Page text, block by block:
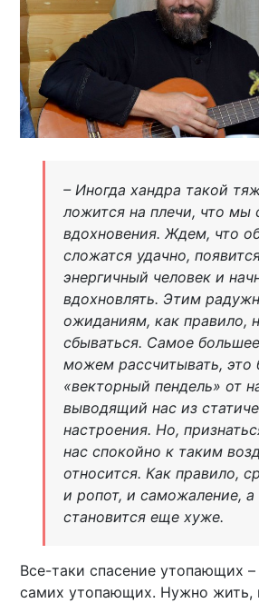
– Иногда хандра такой
ложится на плечи, что
вдохновения. Ждем, что
сложатся удачно,
энергичный человек и
вдохновлять. Этим
ожиданиям, как правило,
сбываться. Самое
можем рассчитывать, это
«векторный пендель» от
выводящий нас из
настроения. Но,
нас спокойно к таким
относится. Как правило,
и ропот, и саможаление, а
становится еще хуже.
Все-таки спасение утопающих –
самих утопающих. Нужно жить,